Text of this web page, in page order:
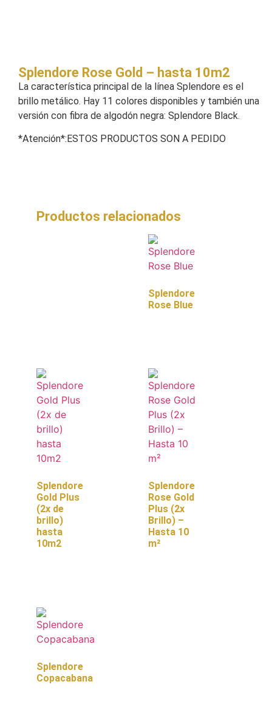
Splendore Rose Gold – hasta 10m2
La característica principal de la línea Splendore es el
brillo metálico. Hay 11 colores disponibles y también una
versión con fibra de algodón negra: Splendore Black.
*Atención*:ESTOS PRODUCTOS SON A PEDIDO
Productos relacionados
Splendore
Rose Blue
Splendore
Gold Plus
(2x de
brillo)
hasta
10m2
Splendore
Rose Gold
Plus (2x
Brillo) –
Hasta 10
m²
Splendore
Copacabana